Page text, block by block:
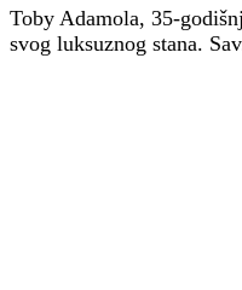
Toby Adamola, 35-
svog luksuznog stana.